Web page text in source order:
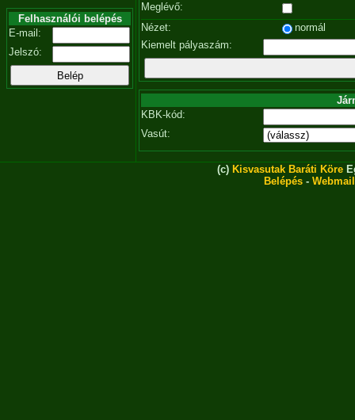
Felhasználói belépés
E-mail:
Jelszó:
Meglévő:
Nézet:
normál
Kiemelt pályaszám:
KBK-kód:
Vasút:
(c) Kisvasutak Baráti Köre
Belépés - Webmail